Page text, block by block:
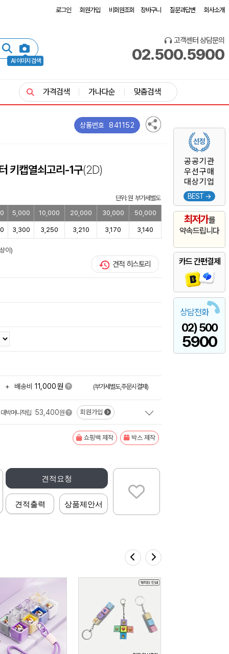
로그인 회원가입 비회원조회 장바구니 질문과답변 회사소개
AI 이미지 검색
고객센터 상담문의
02.500.5900
공공기관
우선구매
대상기업
BEST →
최저가를
약속드립니다
카드 간편결제
상담전화
02) 500
5900
가격검색 가나다순 맞춤검색
상품번호 841152
키캡열쇠고리-1구(2D)
단위: 원 부가세별도
5,000 10,000 20,000 30,000 50,000
3,300 3,250 3,210 3,170 3,140
이)
견적 히스토리
+ 배송비 11,000원 (부가세별도,주문시결제)
대박머니적립 53,400원 회원가입
쇼핑백 제작 박스 제작
견적요청
견적출력 상품제안서